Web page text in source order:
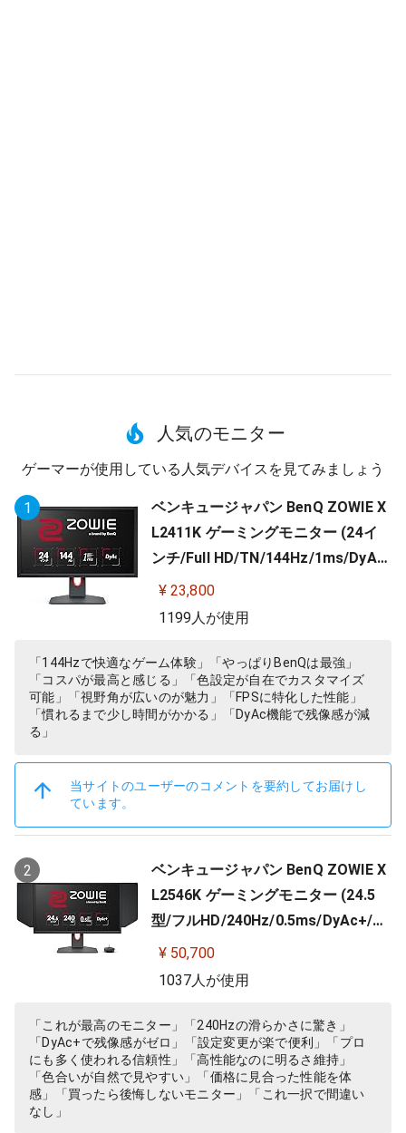
人気のモニター
ゲーマーが使用している人気デバイスを見てみましょう
1
ベンキュージャパン BenQ ZOWIE X
L2411K ゲーミングモニター (24イ
ンチ/Full HD/TN/144Hz/1ms/DyAc/
小さめ台座/OSDメニュー/指一本で
高さ調整)
¥ 23,800
1199人が使用
「144Hzで快適なゲーム体験」「やっぱりBenQは最強」
「コスパが最高と感じる」「色設定が自在でカスタマイズ
可能」「視野角が広いのが魅力」「FPSに特化した性能」
「慣れるまで少し時間がかかる」「DyAc機能で残像感が減
る」
当サイトのユーザーのコメントを要約してお届けし
ています。
2
ベンキュージャパン BenQ ZOWIE X
L2546K ゲーミングモニター (24.5
型/フルHD/240Hz/0.5ms/DyAc+/小
さめ台座/新筐体デザイン/新OSDメ
ニュー/新型液晶パネル採用)
¥ 50,700
1037人が使用
「これが最高のモニター」「240Hzの滑らかさに驚き」
「DyAc+で残像感がゼロ」「設定変更が楽で便利」「プロ
にも多く使われる信頼性」「高性能なのに明るさ維持」
「色合いが自然で見やすい」「価格に見合った性能を体
感」「買ったら後悔しないモニター」「これ一択で間違い
なし」